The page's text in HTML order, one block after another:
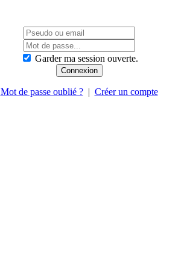
Garder ma session ouverte.
Mot de passe oublié ?| Créer un compte